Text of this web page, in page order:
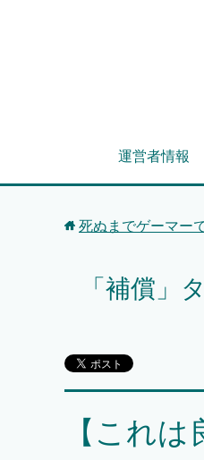
運営者情報
死ぬまでゲーマー
「補償」
【これ